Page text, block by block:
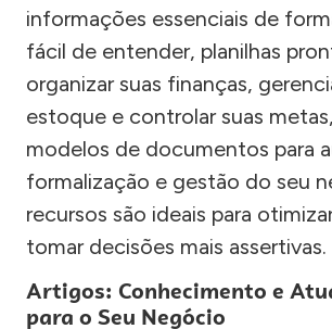
informações essenciais de
fácil de entender, planilhas
organizar suas finanças,
estoque e controlar suas
modelos de documentos para
formalização e gestão do seu
recursos são ideais para
tomar decisões mais assertivas.
Artigos: Conhecimento e
para o Seu Negócio